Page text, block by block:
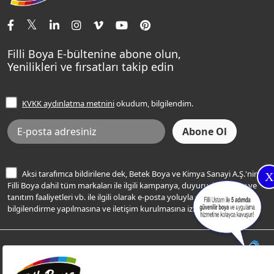
X
Tavan Boyaları
Ev Bakım ve Hobi Boyaları
Yatak Odası Renkleri
Sentomaxx Sentetik Boya
Sentomaxx İpeksi Mat
Momento Life
Şampanya Rengi
Açık Mavi Rengi
Frezya Rengi
İletişim Bilgilerimiz
Renk Danışma
Filli Ustam
Sıkça Sorulan Sorular
Ücretsiz Yalıtım Keşif Hizmeti
Bilgi Toplumu Hizmetleri
İnternet Sitesi Kullanım Koşulları
KVKK Talep Formu
KVKK Aydınlatma Metni
Filli Boya E-bültenine abone olun,
Yenilikleri ve fırsatları takip edin
KVKK aydınlatma metniniokudum, bilgilendim.
Aksi tarafımca bildirilene dek, Betek Boya ve Kimya Sanayi A.Ş.'nin
Filli Boya dahil tüm markaları ile ilgili kampanya, duyuru, hizmetler ve
tanıtım faaliyetleri vb. ile ilgili olarak e-posta yoluyla şahsıma
bilgilendirme yapılmasına ve iletişim kurulmasına izin veriyorum.